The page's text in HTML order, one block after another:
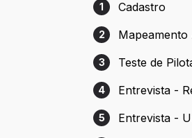
Etapa 1: Cadastro
1 Cadastro
Etapa 2:
2 Mapeamento
Etapa 3: Teste de
3 Teste de
Etapa 4:
4 Entrevista -
Etapa 5: Entrevista
5 Entrevista -